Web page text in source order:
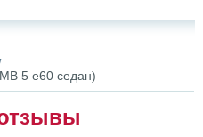
5 е60 седан)